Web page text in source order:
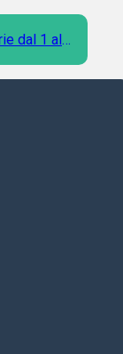
dal 1 al 9